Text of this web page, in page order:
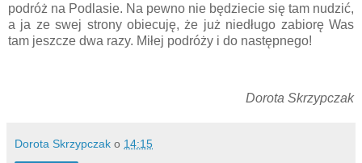
podróż na Podlasie. Na pewno nie będziecie się tam nudzić,
a ja ze swej strony obiecuję, że już niedługo zabiorę Was
tam jeszcze dwa razy. Miłej podróży i do następnego!
Dorota Skrzypczak
Dorota Skrzypczak o 14:15